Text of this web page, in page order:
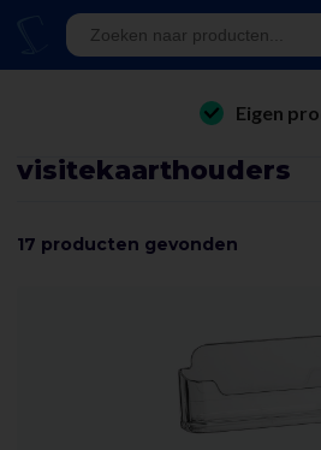
kaarthouders
kantoorartikelen
A-kwaliteit
Eigen
24/7
visitekaarthouders
17 producten gevonden